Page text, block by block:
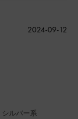
シルバー系
公
2024-09-12